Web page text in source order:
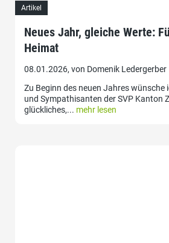
Artikel
Neues Jahr, gleiche Werte:
Heimat
08.01.2026, von Domenik Ledergerber
Zu Beginn des neuen Jahres wünsche
und Sympathisanten der SVP Kanton
glückliches,... mehr lesen